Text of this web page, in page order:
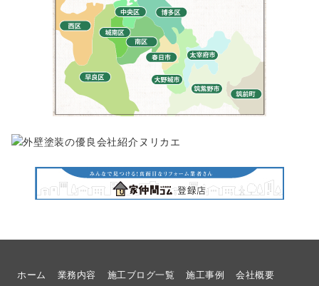
ホーム 業務内容 施工ブログ一覧 施工事例 会社概要